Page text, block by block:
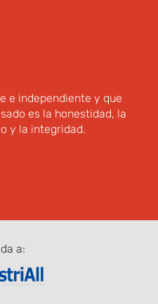
e independiente y que
es la honestidad, la
y la integridad.
a: